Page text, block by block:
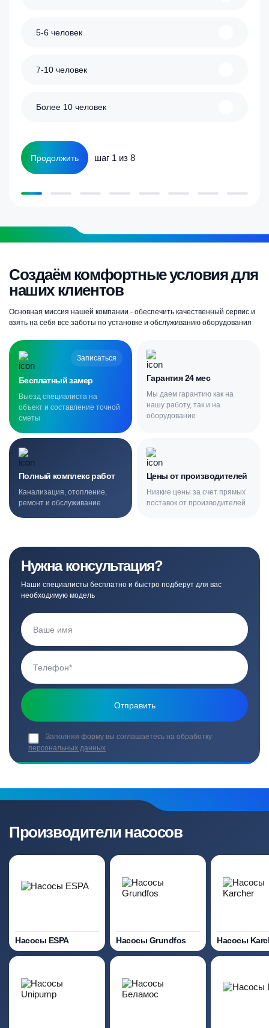
5-6 человек
7-10 человек
Более 10 человек
Продолжить шаг 1 из 8
Создаём комфортные условия для
наших клиентов
Основная миссия нашей компании - обеспечить качественный сервис и
взять на себя все заботы по установке и обслуживанию оборудования
Записаться
Бесплатный замер
Выезд специалиста на
объект и составление точной
сметы
Гарантия 24 мес
Мы даем гарантию как на
нашу работу, так и на
оборудование
Полный комплекс работ
Канализация, отопление,
ремонт и обслуживание
Цены от производителей
Низкие цены за счет прямых
поставок от производителей
Нужна консультация?
Наши специалисты бесплатно и быстро подберут для вас
необходимую модель
Заполняя форму вы соглашаетесь на обработку
персональных данных
Производители насосов
Насосы ESPA Насосы Grundfos Насосы